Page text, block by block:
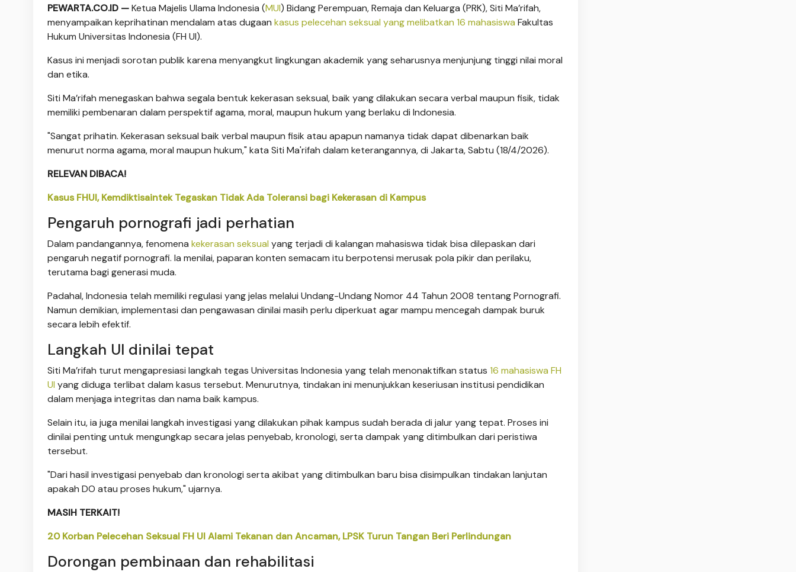
PEWARTA.CO.ID —Ketua Majelis Ulama Indonesia (MUI) Bidang Perempuan, Remaja dan Keluarga (PRK), Siti Ma’rifah,
menyampaikan keprihatinan mendalam atas dugaan kasus pelecehan seksual yang melibatkan 16 mahasiswa Fakultas
Hukum Universitas Indonesia (FH UI).
Kasus ini menjadi sorotan publik karena menyangkut lingkungan akademik yang seharusnya menjunjung tinggi nilai moral
dan etika.
Siti Ma’rifah menegaskan bahwa segala bentuk kekerasan seksual, baik yang dilakukan secara verbal maupun fisik, tidak
memiliki pembenaran dalam perspektif agama, moral, maupun hukum yang berlaku di Indonesia.
"Sangat prihatin. Kekerasan seksual baik verbal maupun fisik atau apapun namanya tidak dapat dibenarkan baik
menurut norma agama, moral maupun hukum," kata Siti Ma'rifah dalam keterangannya, di Jakarta, Sabtu (18/4/2026).
RELEVAN DIBACA!
Kasus FHUI, Kemdiktisaintek Tegaskan Tidak Ada Toleransi bagi Kekerasan di Kampus
Pengaruh pornografi jadi perhatian
Dalam pandangannya, fenomena kekerasan seksual yang terjadi di kalangan mahasiswa tidak bisa dilepaskan dari
pengaruh negatif pornografi. Ia menilai, paparan konten semacam itu berpotensi merusak pola pikir dan perilaku,
terutama bagi generasi muda.
Padahal, Indonesia telah memiliki regulasi yang jelas melalui Undang-Undang Nomor 44 Tahun 2008 tentang Pornografi.
Namun demikian, implementasi dan pengawasan dinilai masih perlu diperkuat agar mampu mencegah dampak buruk
secara lebih efektif.
Langkah UI dinilai tepat
Siti Ma’rifah turut mengapresiasi langkah tegas Universitas Indonesia yang telah menonaktifkan status 16 mahasiswa FH
UI yang diduga terlibat dalam kasus tersebut. Menurutnya, tindakan ini menunjukkan keseriusan institusi pendidikan
dalam menjaga integritas dan nama baik kampus.
Selain itu, ia juga menilai langkah investigasi yang dilakukan pihak kampus sudah berada di jalur yang tepat. Proses ini
dinilai penting untuk mengungkap secara jelas penyebab, kronologi, serta dampak yang ditimbulkan dari peristiwa
tersebut.
"Dari hasil investigasi penyebab dan kronologi serta akibat yang ditimbulkan baru bisa disimpulkan tindakan lanjutan
apakah DO atau proses hukum," ujarnya.
MASIH TERKAIT!
20 Korban Pelecehan Seksual FH UI Alami Tekanan dan Ancaman, LPSK Turun Tangan Beri Perlindungan
Dorongan pembinaan dan rehabilitasi